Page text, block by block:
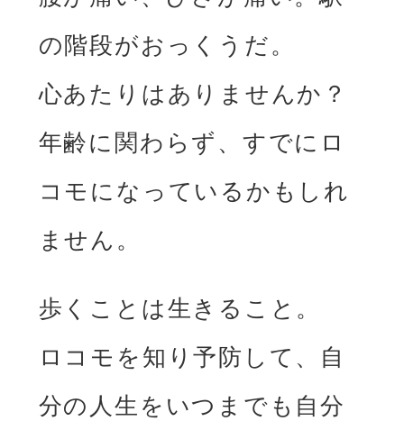
の階段がおっくうだ。
心あたりはありませんか？
年齢に関わらず、すでにロ
コモになっているかもしれ
ません。
歩くことは生きること。
ロコモを知り予防して、自
分の人生をいつまでも自分